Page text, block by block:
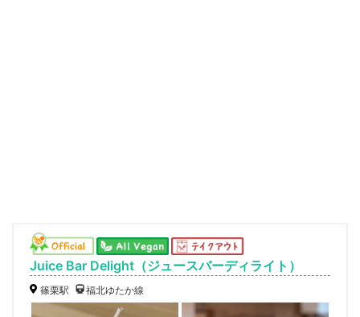
Juice Bar Delight（ジュースバーディライト）
篠栗駅 福北ゆたか線